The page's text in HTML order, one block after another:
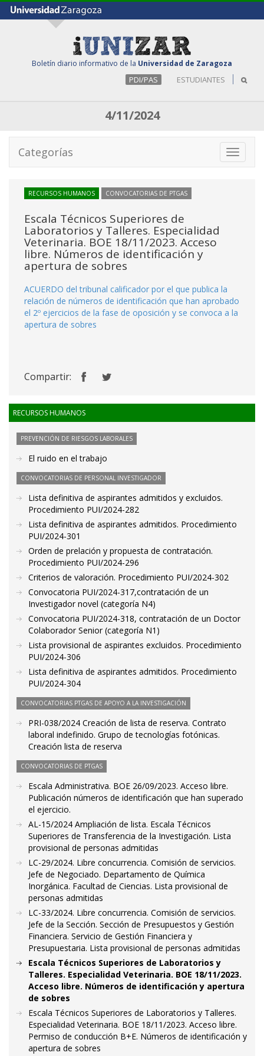
Boletín diario informativo de la Universidad de Zaragoza
PDI/PAS ESTUDIANTES
4/11/2024
Toggle
Categorías
RECURSOS HUMANOS CONVOCATORIAS DE PTGAS
Escala Técnicos Superiores de
Laboratorios y Talleres. Especialidad
Veterinaria. BOE 18/11/2023. Acceso
libre. Números de identificación y
apertura de sobres
ACUERDO del tribunal calificador por el que publica la
relación de números de identificación que han aprobado
el 2º ejercicios de la fase de oposición y se convoca a la
apertura de sobres
Compartir:
RECURSOS HUMANOS
PREVENCIÓN DE RIESGOS LABORALES
El ruido en el trabajo
CONVOCATORIAS DE PERSONAL INVESTIGADOR
Lista definitiva de aspirantes admitidos y excluidos.
Procedimiento PUI/2024-282
Lista definitiva de aspirantes admitidos. Procedimiento
PUI/2024-301
Orden de prelación y propuesta de contratación.
Procedimiento PUI/2024-296
Criterios de valoración. Procedimiento PUI/2024-302
Convocatoria PUI/2024-317,contratación de un
Investigador novel (categoría N4)
Convocatoria PUI/2024-318, contratación de un Doctor
Colaborador Senior (categoría N1)
Lista provisional de aspirantes excluidos. Procedimiento
PUI/2024-306
Lista definitiva de aspirantes admitidos. Procedimiento
PUI/2024-304
CONVOCATORIAS PTGAS DE APOYO A LA INVESTIGACIÓN
PRI-038/2024 Creación de lista de reserva. Contrato
laboral indefinido. Grupo de tecnologías fotónicas.
Creación lista de reserva
CONVOCATORIAS DE PTGAS
Escala Administrativa. BOE 26/09/2023. Acceso libre.
Publicación números de identificación que han superado
el ejercicio.
AL-15/2024 Ampliación de lista. Escala Técnicos
Superiores de Transferencia de la Investigación. Lista
provisional de personas admitidas
LC-29/2024. Libre concurrencia. Comisión de servicios.
Jefe de Negociado. Departamento de Química
Inorgánica. Facultad de Ciencias. Lista provisional de
personas admitidas
LC-33/2024. Libre concurrencia. Comisión de servicios.
Jefe de la Sección. Sección de Presupuestos y Gestión
Financiera. Servicio de Gestión Financiera y
Presupuestaria. Lista provisional de personas admitidas
Escala Técnicos Superiores de Laboratorios y
Talleres. Especialidad Veterinaria. BOE 18/11/2023.
Acceso libre. Números de identificación y apertura
de sobres
Escala Técnicos Superiores de Laboratorios y Talleres.
Especialidad Veterinaria. BOE 18/11/2023. Acceso libre.
Permiso de conducción B+E. Números de identificación y
apertura de sobres